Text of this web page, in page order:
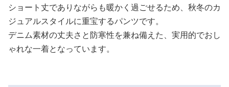
ショート丈でありながらも暖かく過ごせるため、秋冬のカ
ジュアルスタイルに重宝するパンツです。
デニム素材の丈夫さと防寒性を兼ね備えた、実用的でおし
ゃれな一着となっています。